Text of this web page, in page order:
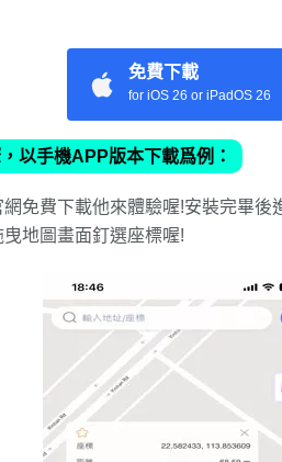
免費下載
for iOS 26 or iPadOS 26
以手機APP版本下載爲例：
免費下載他來體驗喔!安裝完畢後
地圖畫面釘選座標喔!